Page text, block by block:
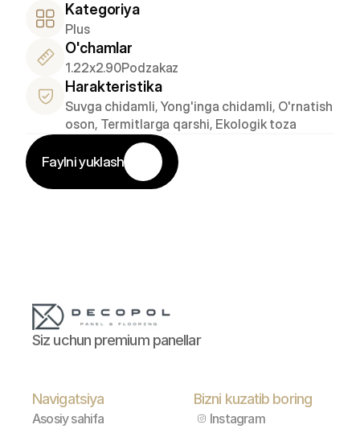
Kategoriya
Plus
O'chamlar
1.22x2.90Podzakaz
Harakteristika
Suvga chidamli, Yong'inga chidamli, O'rnatish
oson, Termitlarga qarshi, Ekologik toza
Faylni yuklash
Siz uchun premium panellar
Navigatsiya
Asosiy sahifa
Bizni kuzatib boring
Instagram